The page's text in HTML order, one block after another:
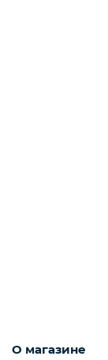
О магазине